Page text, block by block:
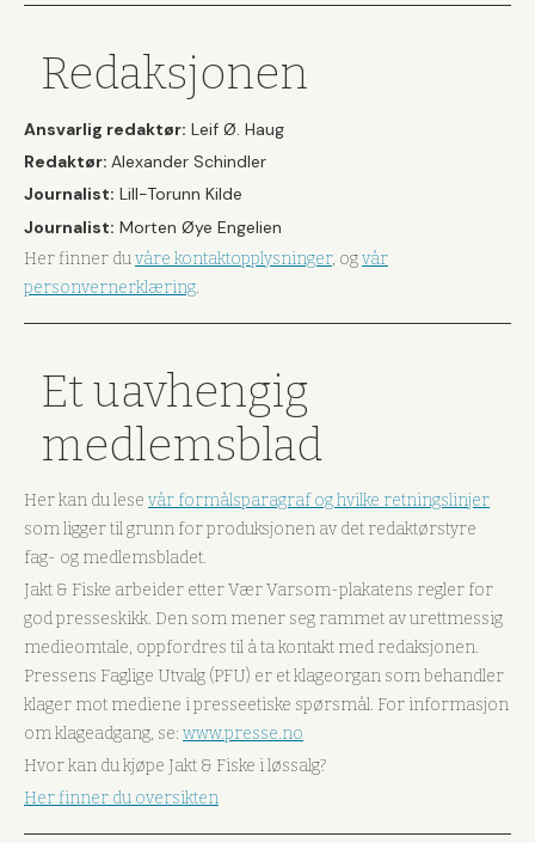
Redaksjonen
Ansvarlig redaktør: Leif Ø. Haug
Redaktør: Alexander Schindler
Journalist: Lill-Torunn Kilde
Journalist: Morten Øye Engelien
Her finner duvåre kontaktopplysninger, ogvår
personvernerklæring.
Et uavhengig
medlemsblad
Her kan du lese vår formålsparagraf og hvilke retningslinjer
som ligger til grunn for produksjonen av det redaktørstyre
fag- og medlemsbladet.
Jakt & Fiske arbeider etter Vær Varsom-plakatens regler for
god presseskikk. Den som mener seg rammet av urettmessig
medieomtale, oppfordres til å ta kontakt med redaksjonen.
Pressens Faglige Utvalg (PFU) er et klageorgan som behandler
klager mot mediene i presseetiske spørsmål. For informasjon
om klageadgang, se: www.presse.no
Hvor kan du kjøpe Jakt & Fiske i løssalg?
Her finner du oversikten